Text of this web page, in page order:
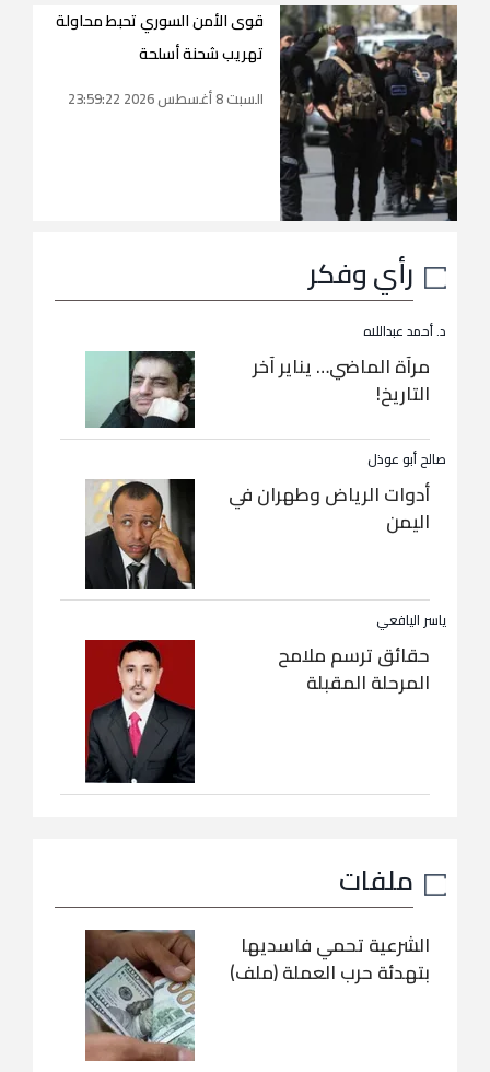
قوى الأمن السوري تحبط محاولة
تهريب شحنة أسلحة
السبت 8 أغسطس 2026 23:59:22
رأي وفكر
د. أحمد عبداللاه
مرآة الماضي… يناير آخر
التاريخ!
صالح أبو عوذل
أدوات الرياض وطهران في
اليمن
ياسر اليافعي
حقائق ترسم ملامح
المرحلة المقبلة
ملفات
الشرعية تحمي فاسديها
بتهدئة حرب العملة (ملف)